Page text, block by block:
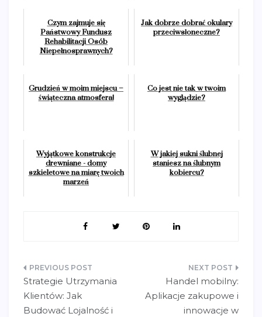
Czym zajmuje się
Państwowy Fundusz
Rehabilitacji Osób
Niepełnosprawnych?
Jak dobrze dobrać okulary
przeciwsłoneczne?
Grudzień w moim miejscu –
świąteczna atmosfera!
Co jest nie tak w twoim
wyglądzie?
Wyjątkowe konstrukcje
drewniane - domy
szkieletowe na miarę twoich
marzeń
W jakiej sukni ślubnej
staniesz na ślubnym
kobiercu?
Nawigacja
wpisu
Strategie Utrzymania
Klientów: Jak
Budować Lojalność i
Handel mobilny:
Aplikacje zakupowe i
innowacje w